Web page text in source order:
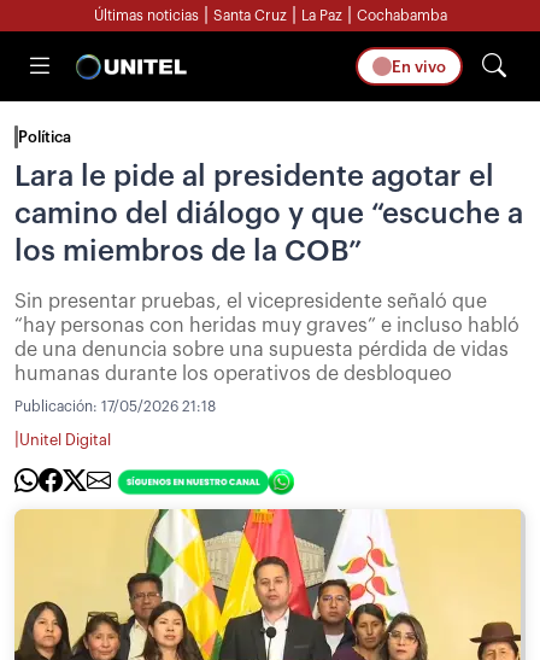
Últimas noticias Santa Cruz La Paz Cochabamba
En vivo
Política
Lara le pide al presidente agotar el
camino del diálogo y que “escuche a
los miembros de la COB”
Sin presentar pruebas, el vicepresidente señaló que
“hay personas con heridas muy graves” e incluso habló
de una denuncia sobre una supuesta pérdida de vidas
humanas durante los operativos de desbloqueo
Publicación: 17/05/2026 21:18
Unitel Digital